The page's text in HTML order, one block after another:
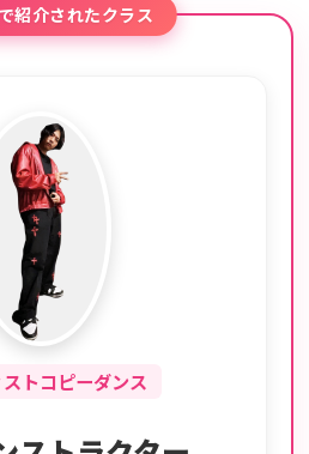
紹介されたクラス
トコピーダンス